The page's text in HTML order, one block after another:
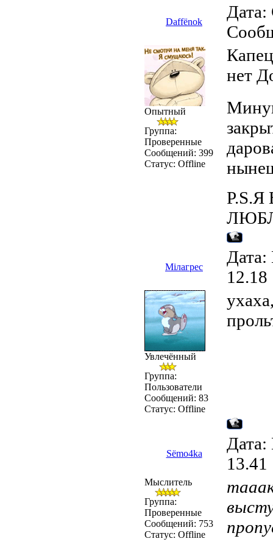
Daffёnok
Дата:
Опытный
Группа:
Проверенные
Сообщений: 399
Статус: Offline
нет
Мілагрес
Дата:
Увлечённый
Группа:
Пользователи
Сообщений: 83
Статус: Offline
Sёmo4ka
Дата:
Мыслитель
Группа:
Проверенные
Сообщений: 753
Статус: Offline